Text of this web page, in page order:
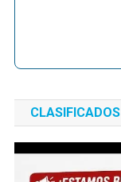
CLASIFICADOS